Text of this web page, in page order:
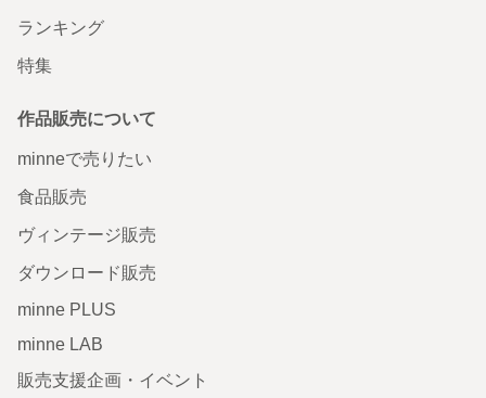
ランキング
特集
作品販売について
minneで売りたい
食品販売
ヴィンテージ販売
ダウンロード販売
minne PLUS
minne LAB
販売支援企画・イベント